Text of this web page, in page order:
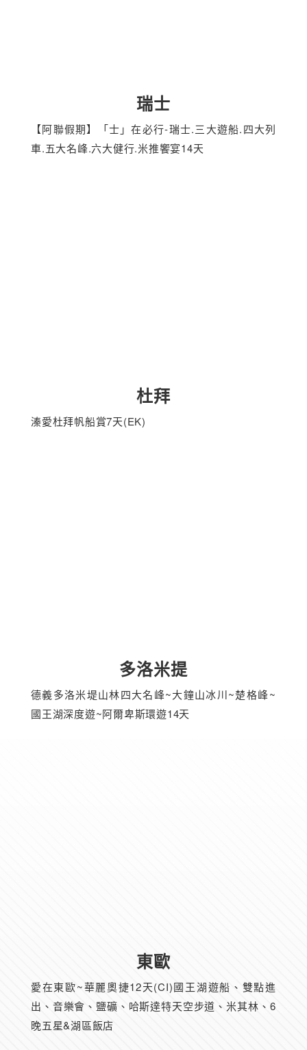
瑞士
【阿聯假期】「士」在必行-瑞士.三大遊船.四大列
車.五大名峰.六大健行.米推饗宴14天
杜拜
溱愛杜拜帆船賞7天(EK)
多洛米提
德義多洛米堤山林四大名峰~大鐘山冰川~楚格峰~
國王湖深度遊~阿爾卑斯環遊14天
東歐
愛在東歐~華麗奧捷12天(CI)國王湖遊船、雙點進
出、音樂會、鹽礦、哈斯達特天空步道、米其林、6
晚五星&湖區飯店